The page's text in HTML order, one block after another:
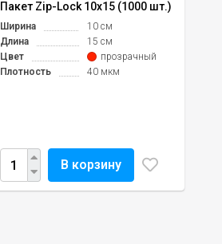
Пакет Zip-Lock 10х15 (1000 шт.)
Ширина
10 см
Длина
15 см
Цвет
прозрачный
Плотность
40 мкм
В корзину